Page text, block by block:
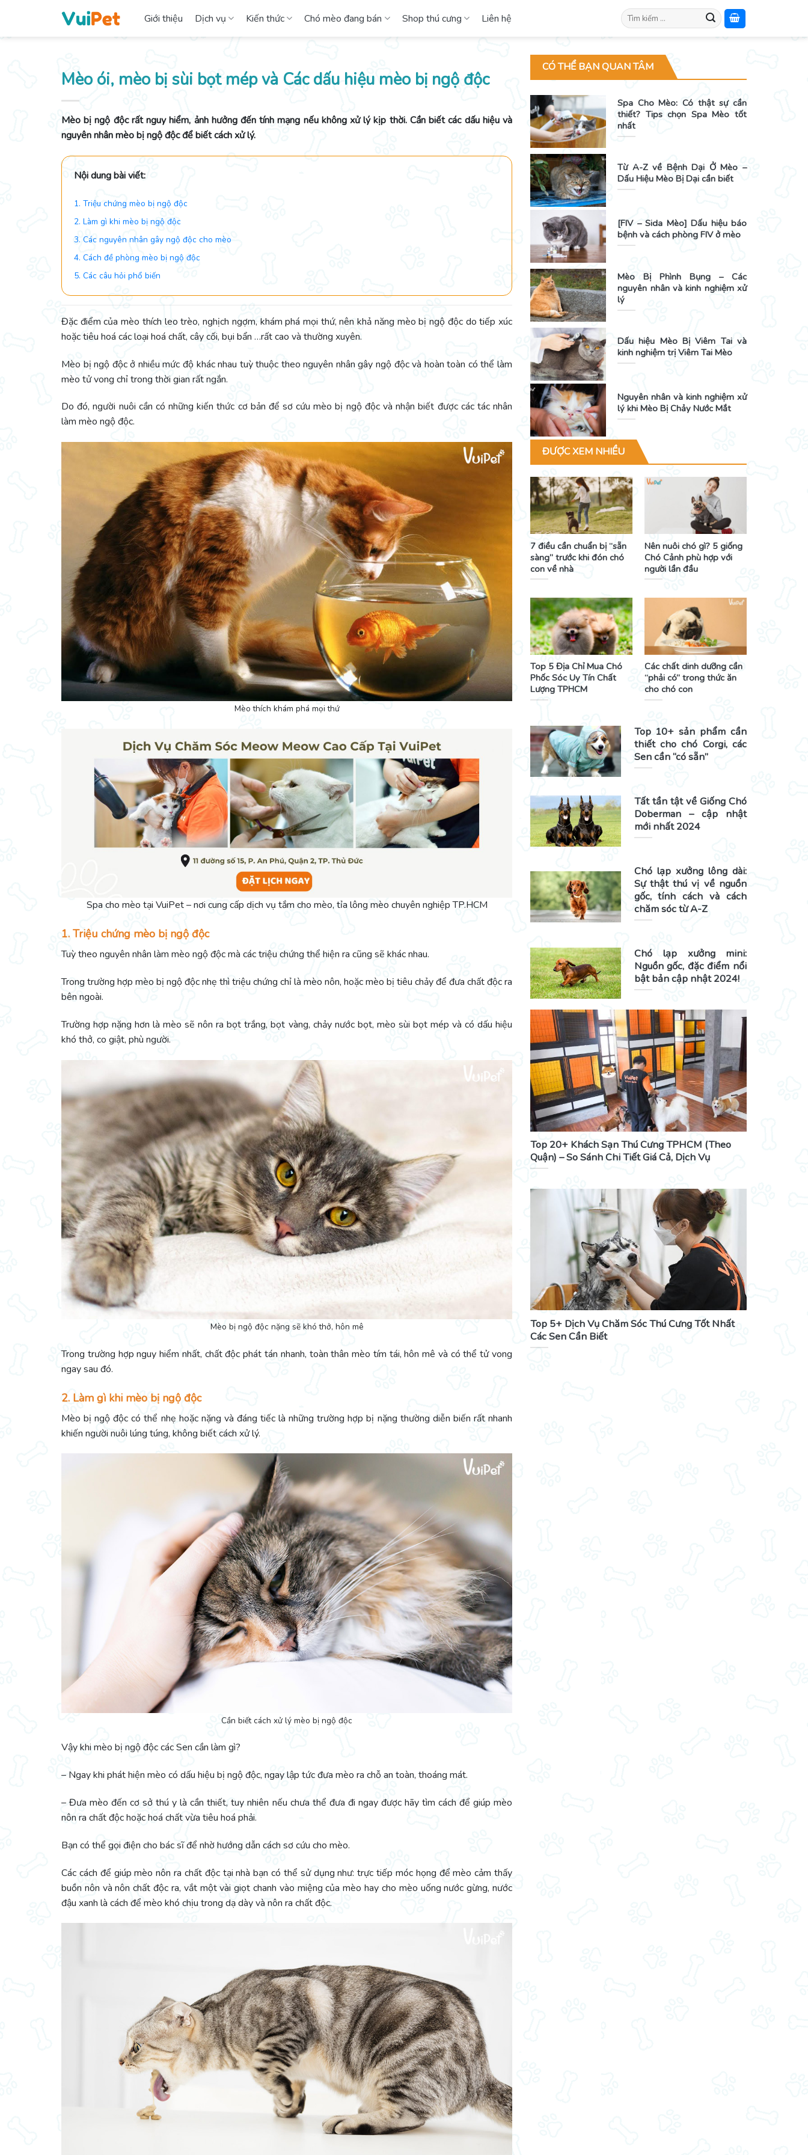
content
Giới thiệu Dịch vụ Kiến thức Chó mèo đang bán Shop thú cưng Liên hệ
Search
for:
Mèo ói, mèo bị sùi bọt mép và Các dấu hiệu mèo bị ngộ độc
Mèo bị ngộ độc rất nguy hiểm, ảnh hưởng đến tính mạng nếu không xử lý kịp thời. Cần biết các dấu hiệu và
nguyên nhân mèo bị ngộ độc để biết cách xử lý.
Nội dung bài viết:
1. Triệu chứng mèo bị ngộ độc
2. Làm gì khi mèo bị ngộ độc
3. Các nguyên nhân gây ngộ độc cho mèo
4. Cách đề phòng mèo bị ngộ độc
5. Các câu hỏi phổ biến
Đặc điểm của mèo thích leo trèo, nghịch ngợm, khám phá mọi thứ, nên khả năng mèo bị ngộ độc do tiếp xúc
hoặc tiêu hoá các loại hoá chất, cây cối, bụi bẩn …rất cao và thường xuyên.
Mèo bị ngộ độc ở nhiều mức độ khác nhau tuỳ thuộc theo nguyên nhân gây ngộ độc và hoàn toàn có thể làm
mèo tử vong chỉ trong thời gian rất ngắn.
Do đó, người nuôi cần có những kiến thức cơ bản để sơ cứu mèo bị ngộ độc và nhận biết được các tác nhân
làm mèo ngộ độc.
Mèo thích khám phá mọi thứ
Spa cho mèo tại VuiPet – nơi cung cấp dịch vụ tắm cho mèo, tỉa lông mèo chuyên nghiệp TP.HCM
1. Triệu chứng mèo bị ngộ độc
Tuỳ theo nguyên nhân làm mèo ngộ độc mà các triệu chứng thể hiện ra cũng sẽ khác nhau.
Trong trường hợp mèo bị ngộ độc nhẹ thì triệu chứng chỉ là mèo nôn, hoặc mèo bị tiêu chảy để đưa chất độc ra
bên ngoài.
Trường hợp nặng hơn là mèo sẽ nôn ra bọt trắng, bọt vàng, chảy nước bọt, mèo sùi bọt mép và có dấu hiệu
khó thở, co giật, phù người.
Mèo bị ngộ độc nặng sẽ khó thở, hôn mê
Trong trường hợp nguy hiểm nhất, chất độc phát tán nhanh, toàn thân mèo tím tái, hôn mê và có thể tử vong
ngay sau đó.
2. Làm gì khi mèo bị ngộ độc
Mèo bị ngộ độc có thể nhẹ hoặc nặng và đáng tiếc là những trường hợp bị nặng thường diễn biến rất nhanh
khiến người nuôi lúng túng, không biết cách xử lý.
Cần biết cách xử lý mèo bị ngộ độc
Vậy khi mèo bị ngộ độc các Sen cần làm gì?
– Ngay khi phát hiện mèo có dấu hiệu bị ngộ độc, ngay lập tức đưa mèo ra chỗ an toàn, thoáng mát.
– Đưa mèo đến cơ sở thú y là cần thiết, tuy nhiên nếu chưa thể đưa đi ngay được hãy tìm cách để giúp mèo
nôn ra chất độc hoặc hoá chất vừa tiêu hoá phải.
Bạn có thể gọi điện cho bác sĩ để nhờ hướng dẫn cách sơ cứu cho mèo.
Các cách để giúp mèo nôn ra chất độc tại nhà bạn có thể sử dụng như: trực tiếp móc họng để mèo cảm thấy
buồn nôn và nôn chất độc ra, vắt một vài giọt chanh vào miệng của mèo hay cho mèo uống nước gừng, nước
đậu xanh là cách để mèo khó chịu trong dạ dày và nôn ra chất độc.
CÓ THỂ BẠN QUAN TÂM
Spa Cho Mèo: Có thật sự cần
thiết? Tips chọn Spa Mèo tốt
nhất
Từ A-Z về Bệnh Dại Ở Mèo –
Dấu Hiệu Mèo Bị Dại cần biết
[FIV – Sida Mèo] Dấu hiệu báo
bệnh và cách phòng FIV ở mèo
Mèo Bị Phình Bụng – Các
nguyên nhân và kinh nghiệm xử
lý
Dấu hiệu Mèo Bị Viêm Tai và
kinh nghiệm trị Viêm Tai Mèo
Nguyên nhân và kinh nghiệm xử
lý khi Mèo Bị Chảy Nước Mắt
ĐƯỢC XEM NHIỀU
7 điều cần chuẩn bị “sẵn
sàng” trước khi đón chó
con về nhà
Nên nuôi chó gì? 5 giống
Chó Cảnh phù hợp với
người lần đầu
Top 5 Địa Chỉ Mua Chó
Phốc Sóc Uy Tín Chất
Lượng TPHCM
Các chất dinh dưỡng cần
“phải có” trong thức ăn
cho chó con
Top 10+ sản phẩm cần
thiết cho chó Corgi, các
Sen cần “có sẵn”
Tất tần tật về Giống Chó
Doberman – cập nhật
mới nhất 2024
Chó lạp xưởng lông dài:
Sự thật thú vị về nguồn
gốc, tính cách và cách
chăm sóc từ A-Z
Chó lạp xưởng mini:
Nguồn gốc, đặc điểm nổi
bật bản cập nhật 2024!
Top 20+ Khách Sạn Thú Cưng TPHCM (Theo
Quận) – So Sánh Chi Tiết Giá Cả, Dịch Vụ
Top 5+ Dịch Vụ Chăm Sóc Thú Cưng Tốt Nhất
Các Sen Cần Biết